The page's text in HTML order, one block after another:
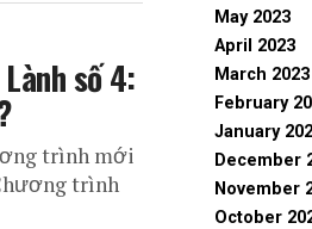
số 4:
trình mới
trình
May 2023
April 2023
March 2023
February
January
December
November
October